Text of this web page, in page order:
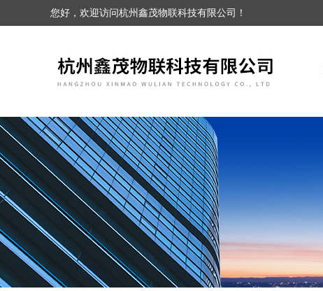
您好，欢迎访问杭州鑫茂物联科技有限公司！